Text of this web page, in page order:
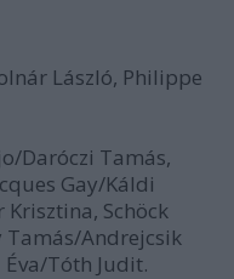
László, Philippe
Daróczi Tamás,
Gay/Káldi
Schöck
Andrejcsik
Tóth Judit.